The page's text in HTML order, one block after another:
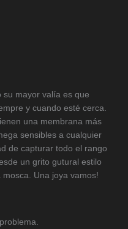
su mayor valía es que
y cuando esté cerca.
una membrana más
sensibles a cualquier
de capturar todo el rango
un grito gutural estilo
Una joya vamos!